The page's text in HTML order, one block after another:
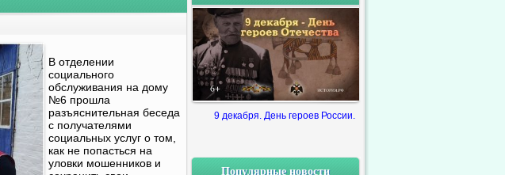
В отделении
социального
обслуживания на дому
№6 прошла
разъяснительная беседа
с получателями
социальных услуг о том,
как не попасться на
уловки мошенников и
9 декабря. День героев России.
Популярные новости